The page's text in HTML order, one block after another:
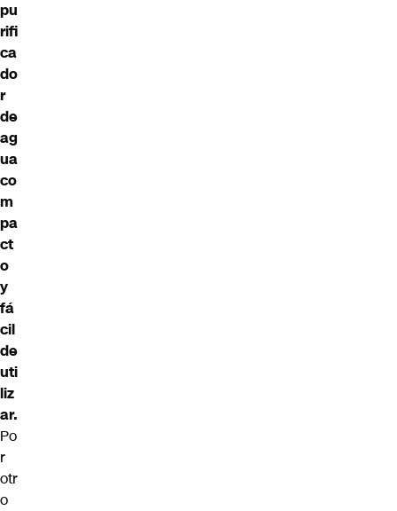
pu
rifi
ca
do
r
de
ag
ua
co
m
pa
ct
o
y
fá
cil
de
uti
liz
ar.
Po
r
otr
o